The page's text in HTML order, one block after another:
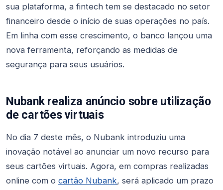
sua plataforma, a fintech tem se destacado no setor
financeiro desde o início de suas operações no país.
Em linha com esse crescimento, o banco lançou uma
nova ferramenta, reforçando as medidas de
segurança para seus usuários.
Nubank realiza anúncio sobre utilização
de cartões virtuais
No dia 7 deste mês, o Nubank introduziu uma
inovação notável ao anunciar um novo recurso para
seus cartões virtuais. Agora, em compras realizadas
online com o cartão Nubank, será aplicado um prazo